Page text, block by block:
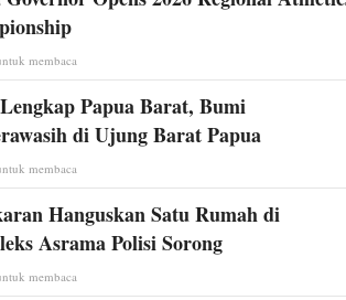
membaca
Papua Barat, Bumi
di Ujung Barat Papua
membaca
Hanguskan Satu Rumah di
Asrama Polisi Sorong
membaca